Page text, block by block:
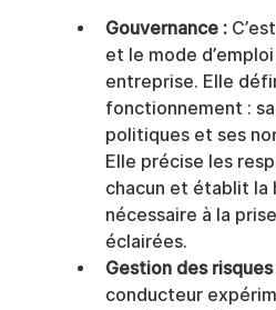
Gouvernance :
et le mode
entreprise. Elle
fonctionnement :
politiques et ses
Elle précise les
chacun et établit la
nécessaire à la
éclairées.
Gestion des risques
conducteur